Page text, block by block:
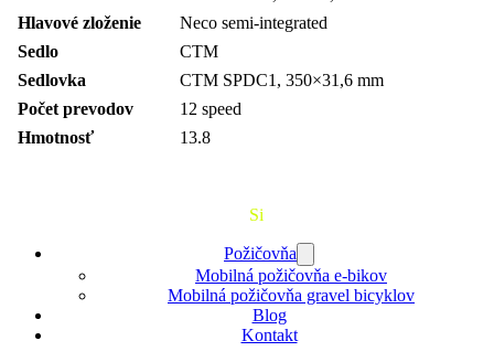
Hlavové zloženie
Neco semi-integrated
Sedlo
CTM
Sedlovka
CTM SPDC1, 350×31,6 mm
Počet prevodov
12 speed
Hmotnosť
13.8
Si
Požičovňa
Mobilná požičovňa e-bikov
Mobilná požičovňa gravel bicyklov
Blog
Kontakt